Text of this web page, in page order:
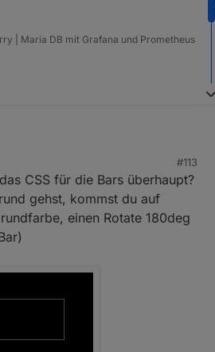
| Maria DB mit Grafana und Prometheus
du in meinen Augen nur den
eingibst, drehst du
#113
CSS für die Bars überhaupt?
gehst, kommst du auf
einen Rotate 180deg